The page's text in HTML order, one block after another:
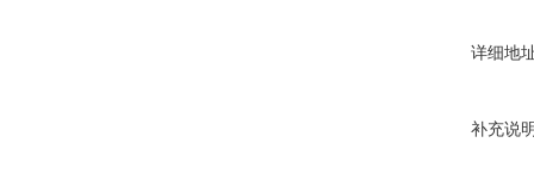
详细地
补充说